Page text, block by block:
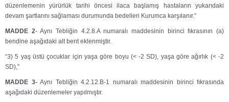
düzenlemenin yürürlük tarihi öncesi ilaca başlamış hastaların yukarıdaki
devam şartlarını sağlaması durumunda bedelleri Kurumca karşılanır.”
MADDE 2- Aynı Tebliğin 4.2.8.A numaralı maddesinin birinci fıkrasının (a)
bendine aşağıdaki alt bent eklenmiştir.
“3) 5 yaş üstü çocuklar için yaşa göre boyu (< -2 SD), yaşa göre ağırlık (< -2
SD),”
MADDE 3-Aynı Tebliğin 4.2.12.B-1 numaralı maddesinin birinci fıkrasında
aşağıdaki düzenlemeler yapılmıştır.